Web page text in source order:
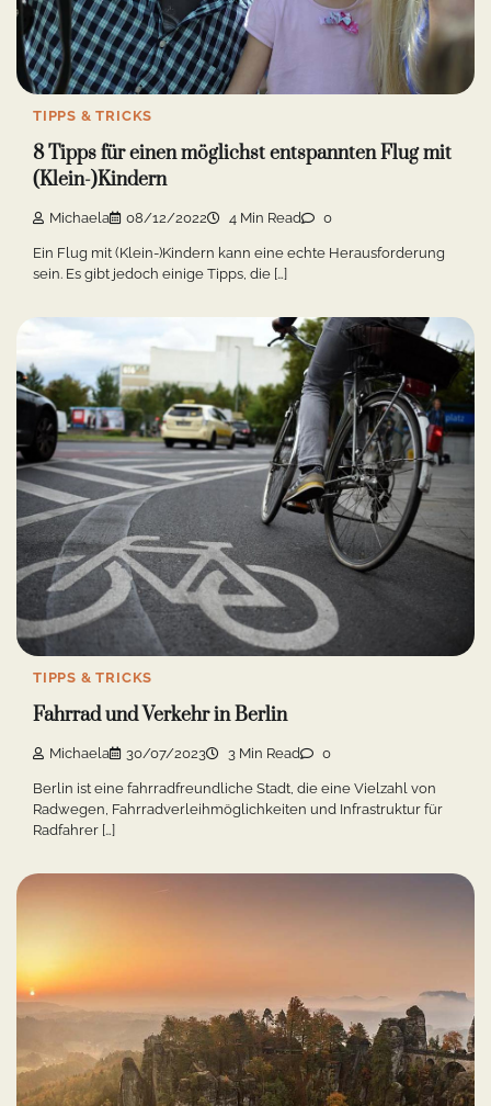
TIPPS & TRICKS
8 Tipps für einen möglichst entspannten Flug mit
(Klein-)Kindern
Michaela 08/12/2022 4 Min Read 0
Ein Flug mit (Klein-)Kindern kann eine echte Herausforderung
sein. Es gibt jedoch einige Tipps, die […]
TIPPS & TRICKS
Fahrrad und Verkehr in Berlin
Michaela 30/07/2023 3 Min Read 0
Berlin ist eine fahrradfreundliche Stadt, die eine Vielzahl von
Radwegen, Fahrradverleihmöglichkeiten und Infrastruktur für
Radfahrer […]